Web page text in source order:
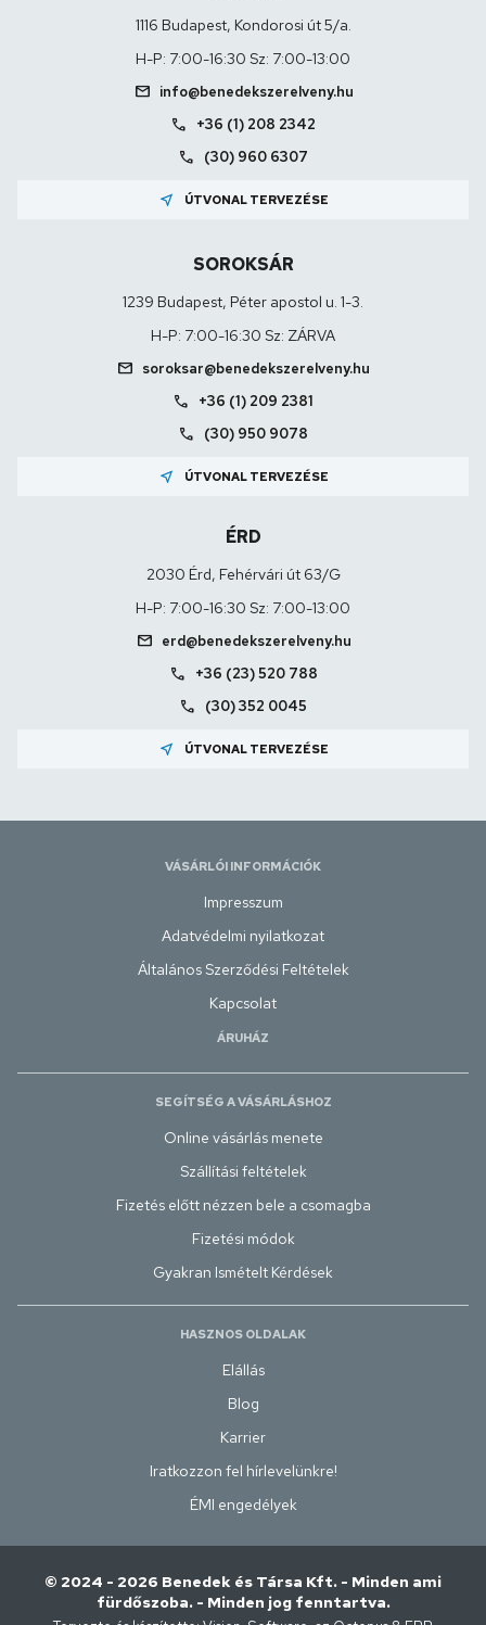
1116 Budapest, Kondorosi út 5/a.
H-P: 7:00-16:30 Sz: 7:00-13:00
mail info@benedekszerelveny.hu
call +36 (1) 208 2342
call (30) 960 6307
near_me ÚTVONAL TERVEZÉSE
SOROKSÁR
1239 Budapest, Péter apostol u. 1-3.
H-P: 7:00-16:30 Sz: ZÁRVA
mail soroksar@benedekszerelveny.hu
call +36 (1) 209 2381
call (30) 950 9078
near_me ÚTVONAL TERVEZÉSE
ÉRD
2030 Érd, Fehérvári út 63/G
H-P: 7:00-16:30 Sz: 7:00-13:00
mail erd@benedekszerelveny.hu
call +36 (23) 520 788
call (30) 352 0045
near_me ÚTVONAL TERVEZÉSE
VÁSÁRLÓI INFORMÁCIÓK
Impresszum
Adatvédelmi nyilatkozat
Általános Szerződési Feltételek
Kapcsolat
ÁRUHÁZ
SEGÍTSÉG A VÁSÁRLÁSHOZ
Online vásárlás menete
Szállítási feltételek
Fizetés előtt nézzen bele a csomagba
Fizetési módok
Gyakran Ismételt Kérdések
HASZNOS OLDALAK
Elállás
Blog
Karrier
Iratkozzon fel hírlevelünkre!
ÉMI engedélyek
© 2024 - 2026 Benedek és Társa Kft. - Minden ami
fürdőszoba. - Minden jog fenntartva.